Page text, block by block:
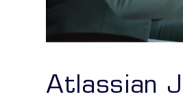
Atlassian